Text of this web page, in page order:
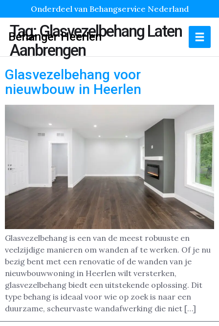
Onderdeel van Behangservice Nederland
Behanger Heerlen
Tag:Glasvezelbehang Laten
Aanbrengen
Glasvezelbehang voor
nieuwbouw in Heerlen
Glasvezelbehang is een van de meest robuuste en
veelzijdige manieren om wanden af te werken. Of je nu
bezig bent met een renovatie of de wanden van je
nieuwbouwwoning in Heerlen wilt versterken,
glasvezelbehang biedt een uitstekende oplossing. Dit
type behang is ideaal voor wie op zoek is naar een
duurzame, scheurvaste wandafwerking die niet […]